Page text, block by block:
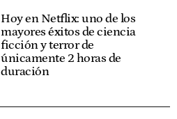
Hoy en Netflix: uno de los
mayores éxitos de ciencia
ficción y terror de
únicamente 2 horas de
duración